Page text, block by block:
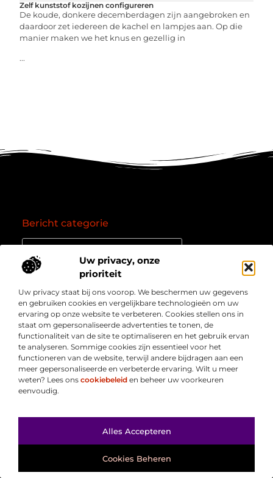
Uw privacy, onze
prioriteit
Uw privacy staat bij ons voorop. We beschermen uw gegevens
en gebruiken cookies en vergelijkbare technologieën om uw
ervaring op onze website te verbeteren. Cookies stellen ons in
staat om gepersonaliseerde advertenties te tonen, de
functionaliteit van de site te optimaliseren en het gebruik ervan
te analyseren. Sommige cookies zijn essentieel voor het
functioneren van de website, terwijl andere bijdragen aan een
meer gepersonaliseerde en verbeterde ervaring. Wilt u meer
weten? Lees ons cookiebeleid en beheer uw voorkeuren
eenvoudig.
Alles Accepteren
Cookies Beheren
Zelf kunststof kozijnen configureren
De koude, donkere decemberdagen zijn aangebroken en
daardoor zet iedereen de kachel en lampjes aan. Op die
manier maken we het knus en gezellig in
...
Over
Bedrijf
” Jouw bron voor kennis, inzichten en inspiratie “
Laat je meenemen in diepgaande content, slimme tips
en waardevolle inzichten die je blik verruimen. Welkom
bij Webmasterpoint.nl – dé plek voor informatie die
inspireert en bijdraagt aan jouw online succes.
Onze informatie
Bericht categorie